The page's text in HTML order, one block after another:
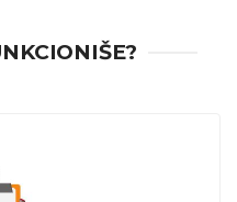
je odgovorna za
violinu na pravom ste
individualni časovi ili